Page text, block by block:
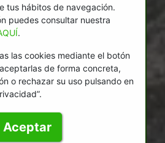
tus hábitos de navegación.
puedes consultar nuestra
.
las cookies mediante el botón
de forma concreta,
o rechazar su uso pulsando en
Aceptar